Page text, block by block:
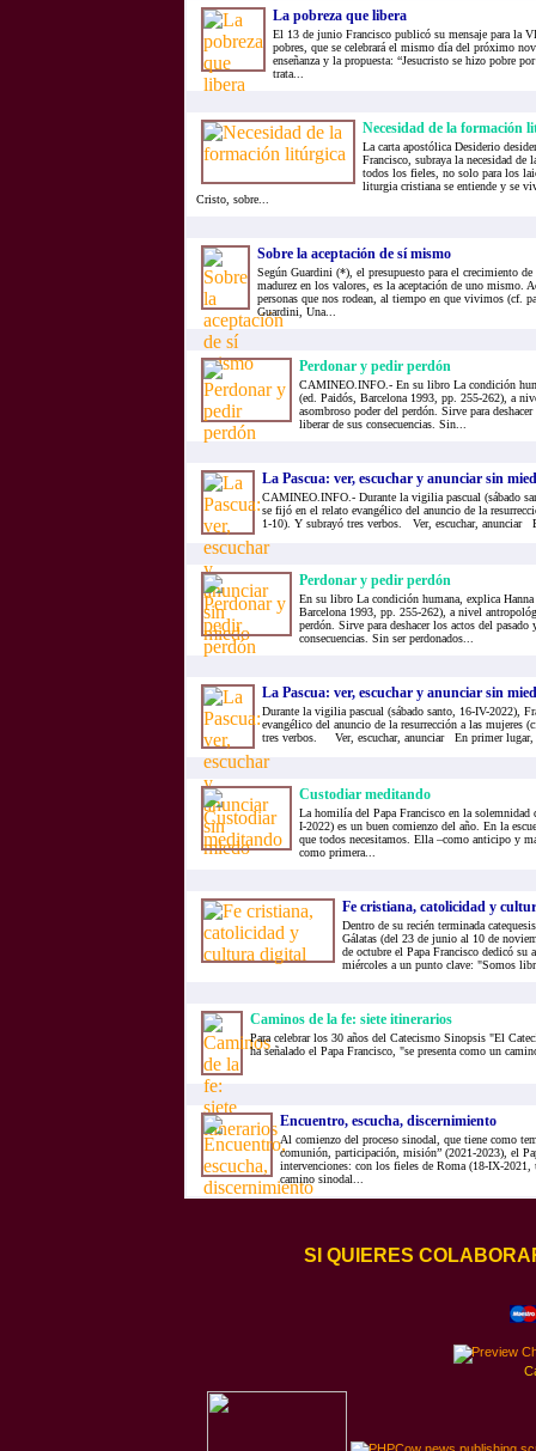
La pobreza que libera
El 13 de junio Francisco publicó su mensaje para la
pobres, que se celebrará el mismo día del próximo
enseñanza y la propuesta: “Jesucristo se hizo pobre
trata...
Necesidad de la formación
La carta apostólica Desiderio
Francisco, subraya la necesidad de
todos los fieles, no solo para los
liturgia cristiana se entiende y se
Cristo, sobre...
Sobre la aceptación de sí mismo
Según Guardini (*), el presupuesto para el crecimiento
madurez en los valores, es la aceptación de uno mismo.
personas que nos rodean, al tiempo en que vivimos (cf.
Guardini, Una...
Perdonar y pedir perdón
CAMINEO.INFO.- En su libro La condición
(ed. Paidós, Barcelona 1993, pp. 255-262), a
asombroso poder del perdón. Sirve para
liberar de sus consecuencias. Sin...
La Pascua: ver, escuchar y anunciar sin
CAMINEO.INFO.- Durante la vigilia pascual (sábado
se fijó en el relato evangélico del anuncio de la
1-10). Y subrayó tres verbos. Ver, escuchar, anunciar
Perdonar y pedir perdón
En su libro La condición humana, explica
Barcelona 1993, pp. 255-262), a nivel
perdón. Sirve para deshacer los actos del pasado
consecuencias. Sin ser perdonados...
La Pascua: ver, escuchar y anunciar sin
Durante la vigilia pascual (sábado santo, 16-IV-2022),
evangélico del anuncio de la resurrección a las mujeres
tres verbos. Ver, escuchar, anunciar En primer lugar,
Custodiar meditando
La homilía del Papa Francisco en la solemnidad
I-2022) es un buen comienzo del año. En la
que todos necesitamos. Ella –como anticipo y
como primera...
Fe cristiana, catolicidad y
Dentro de su recién terminada
Gálatas (del 23 de junio al 10 de
de octubre el Papa Francisco dedicó su
miércoles a un punto clave: "Somos
Caminos de la fe: siete itinerarios
Para celebrar los 30 años del Catecismo Sinopsis "El
ha señalado el Papa Francisco, "se presenta como un
Encuentro, escucha, discernimiento
Al comienzo del proceso sinodal, que tiene como
comunión, participación, misión” (2021-2023), el
intervenciones: con los fieles de Roma (18-IX-
camino sinodal...
SI QUIERES